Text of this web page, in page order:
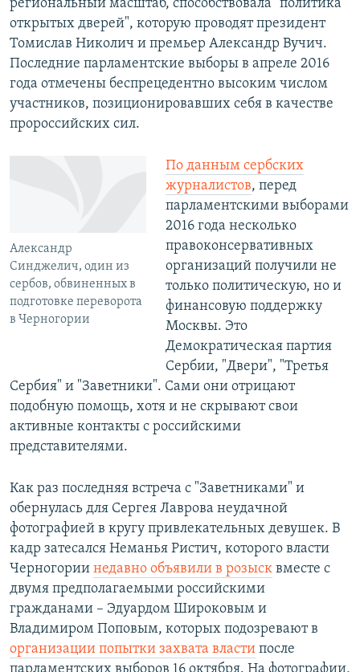
региональный масштаб, способствовала "политика
открытых дверей", которую проводят президент
Томислав Николич и премьер Александр Вучич.
Последние парламентские выборы в апреле 2016
года отмечены беспрецедентно высоким числом
участников, позиционировавших себя в качестве
пророссийских сил.
Александр
Синджелич, один из
сербов, обвиненных в
подготовке переворота
в Черногории
По данным сербских
журналистов, перед
парламентскими выборами
2016 года несколько
правоконсервативных
организаций получили не
только политическую, но и
финансовую поддержку
Москвы. Это
Демократическая партия
Сербии, "Двери", "Третья
Сербия" и "Заветники". Сами они отрицают
подобную помощь, хотя и не скрывают свои
активные контакты с российскими
представителями.
Как раз последняя встреча с "Заветниками" и
обернулась для Сергея Лаврова неудачной
фотографией в кругу привлекательных девушек. В
кадр затесался Неманья Ристич, которого власти
Черногории недавно объявили в розыск вместе с
двумя предполагаемыми российскими
гражданами – Эдуардом Широковым и
Владимиром Поповым, которых подозревают в
организации попытки захвата власти после